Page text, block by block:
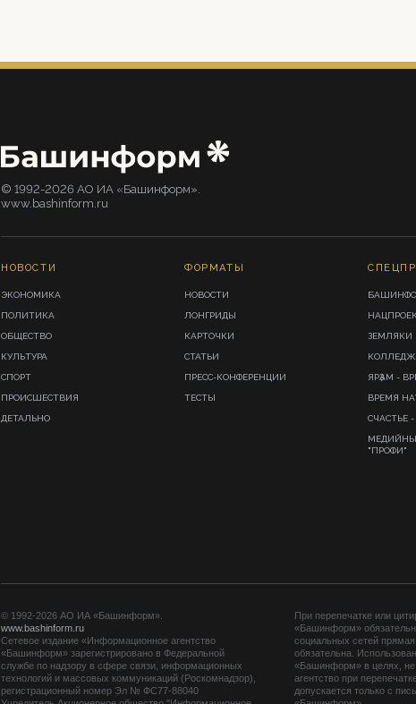
© 1992-2026 АО ИА «Башинформ».
www.bashinform.ru
НОВОСТИ
ЭКОНОМИКА
ПОЛИТИКА
ОБЩЕСТВО
КУЛЬТУРА
СПОРТ
ПРОИСШЕСТВИЯ
ДЕТАЛЬНО
ФОРМАТЫ
НОВОСТИ
ЛОНГРИДЫ
КАРТОЧКИ
СТАТЬИ
ПРЕСС-КОНФЕРЕНЦИИ
ТЕСТЫ
ЗЕМЛЯКИ
ЯРҘАМ -
ВРЕМЯ
СЧАСТЬЕ
"ПРОФИ"
© 1992-2026 АО ИА «Башинформ».
www.bashinform.ru
Сетевое издание «Информационное агентство
«Башинформ» зарегистрировано в Федеральной
службе по надзору в сфере связи, информационных
технологий и массовых коммуникаций (Роскомнадзор),
регистрационный номер Эл № ФС77-88040
При перепечатке или
«Башинформ»
социальных сетей прямая
обязательна.
«Башинформ» в целях, не
агентство при
допускается только с